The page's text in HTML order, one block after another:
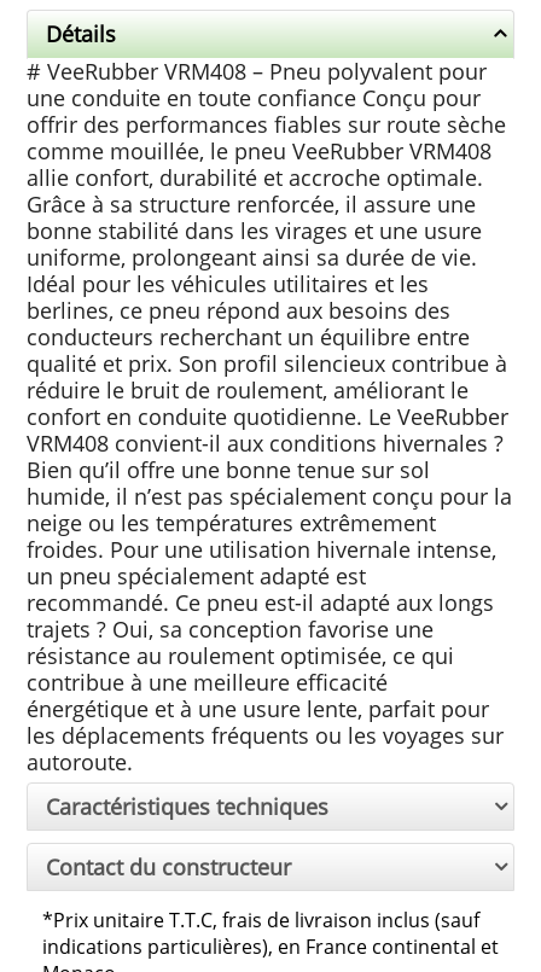
Détails
# VeeRubber VRM408 – Pneu polyvalent pour
une conduite en toute confiance Conçu pour
offrir des performances fiables sur route sèche
comme mouillée, le pneu VeeRubber VRM408
allie confort, durabilité et accroche optimale.
Grâce à sa structure renforcée, il assure une
bonne stabilité dans les virages et une usure
uniforme, prolongeant ainsi sa durée de vie.
Idéal pour les véhicules utilitaires et les
berlines, ce pneu répond aux besoins des
conducteurs recherchant un équilibre entre
qualité et prix. Son profil silencieux contribue à
réduire le bruit de roulement, améliorant le
confort en conduite quotidienne. Le VeeRubber
VRM408 convient-il aux conditions hivernales ?
Bien qu’il offre une bonne tenue sur sol
humide, il n’est pas spécialement conçu pour la
neige ou les températures extrêmement
froides. Pour une utilisation hivernale intense,
un pneu spécialement adapté est
recommandé. Ce pneu est-il adapté aux longs
trajets ? Oui, sa conception favorise une
résistance au roulement optimisée, ce qui
contribue à une meilleure efficacité
énergétique et à une usure lente, parfait pour
les déplacements fréquents ou les voyages sur
autoroute.
Caractéristiques techniques
Contact du constructeur
*Prix unitaire T.T.C, frais de livraison inclus (sauf
indications particulières), en France continental et